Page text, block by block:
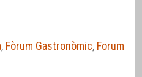
, Fòrum Gastronòmic, Forum